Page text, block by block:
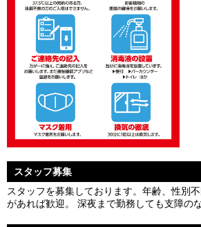
スタッフ募集
スタッフを募集しております。年齢、性別
があれば歓迎。 深夜まで勤務しても支障の